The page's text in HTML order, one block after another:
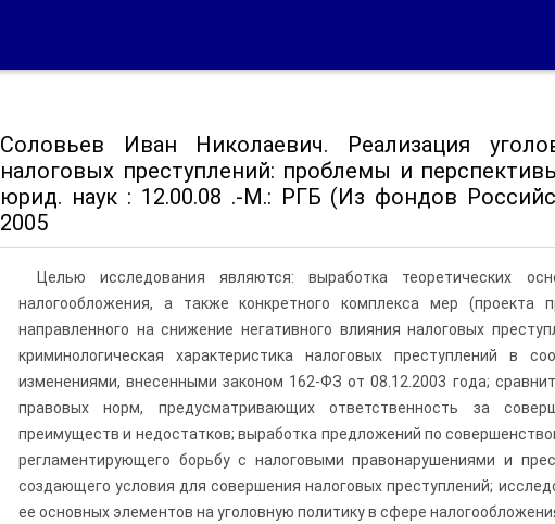
Соловьев Иван Николаевич. Реализация
налоговых преступлений: проблемы и
юрид. наук : 12.00.08 .-М.: РГБ (Из фондов
2005
Целью исследования являются: выработка теоретических
налогообложения, а также конкретного комплекса мер (проекта
направленного на снижение негативного влияния налоговых
криминологическая характеристика налоговых преступлений
изменениями, внесенными законом 162-ФЗ от 08.12.2003 года;
правовых норм, предусматривающих ответственность за
преимуществ и недостатков; выработка предложений по
регламентирующего борьбу с налоговыми правонарушениями и
создающего условия для совершения налоговых преступлений;
ее основных элементов на уголовную политику в сфере